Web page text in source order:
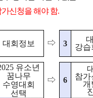
신청을 해야 함.
대회정보 ⇨ 3
강습
유소년
꿈나무
수영대회
선택
⇨ 6
참가
개